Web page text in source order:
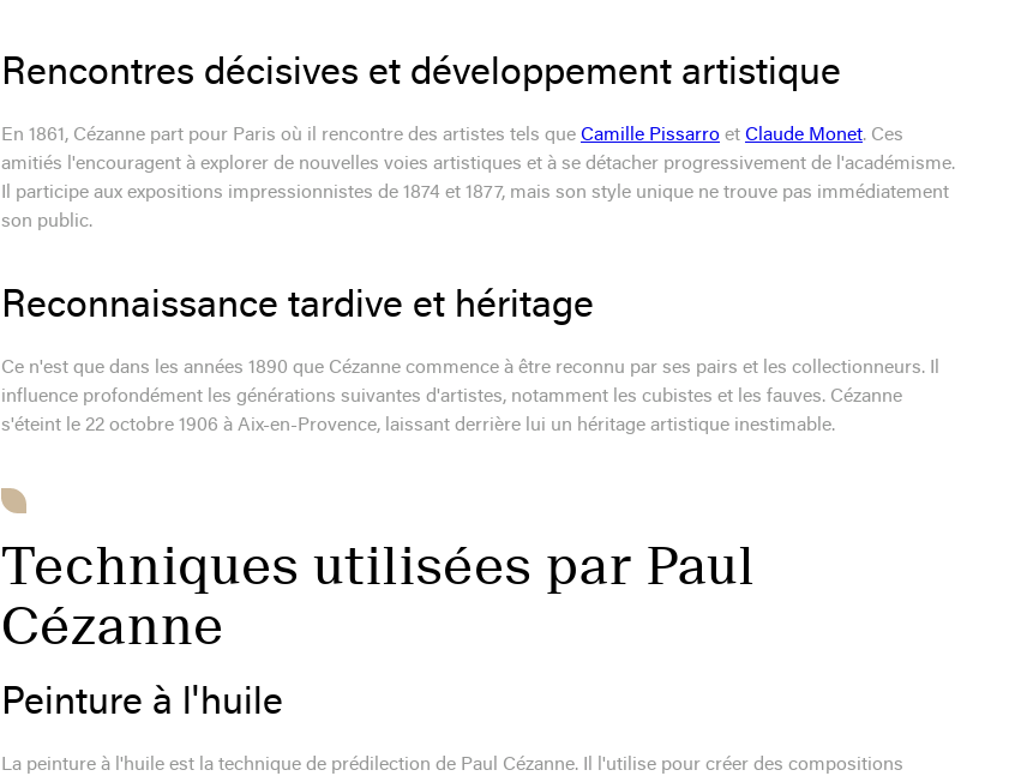
Rencontres décisives et développement artistique
En 1861, Cézanne part pour Paris où il rencontre des artistes tels que Camille Pissarroet Claude Monet. Ces
amitiés l'encouragent à explorer de nouvelles voies artistiques et à se détacher progressivement de l'académisme.
Il participe aux expositions impressionnistes de 1874 et 1877, mais son style unique ne trouve pas immédiatement
son public.
Reconnaissance tardive et héritage
Ce n'est que dans les années 1890 que Cézanne commence à être reconnu par ses pairs et les collectionneurs. Il
influence profondément les générations suivantes d'artistes, notamment les cubistes et les fauves. Cézanne
s'éteint le 22 octobre 1906 à Aix-en-Provence, laissant derrière lui un héritage artistique inestimable.
Techniques utilisées par Paul
Cézanne
Peinture à l'huile
La peinture à l'huile est la technique de prédilection de Paul Cézanne. Il l'utilise pour créer des compositions